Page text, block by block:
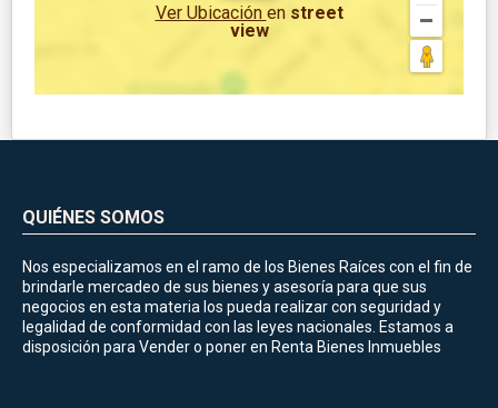
Ver Ubicación en street
view
QUIÉNES SOMOS
Nos especializamos en el ramo de los Bienes Raíces con el fin de
brindarle mercadeo de sus bienes y asesoría para que sus
negocios en esta materia los pueda realizar con seguridad y
legalidad de conformidad con las leyes nacionales. Estamos a
disposición para Vender o poner en Renta Bienes Inmuebles